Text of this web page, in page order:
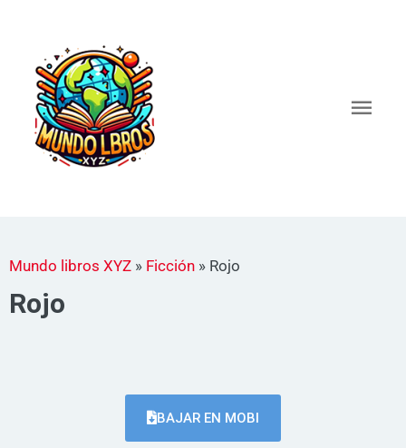
contenido
Mundo libros XYZ » Ficción » Rojo
Rojo
BAJAR EN MOBI